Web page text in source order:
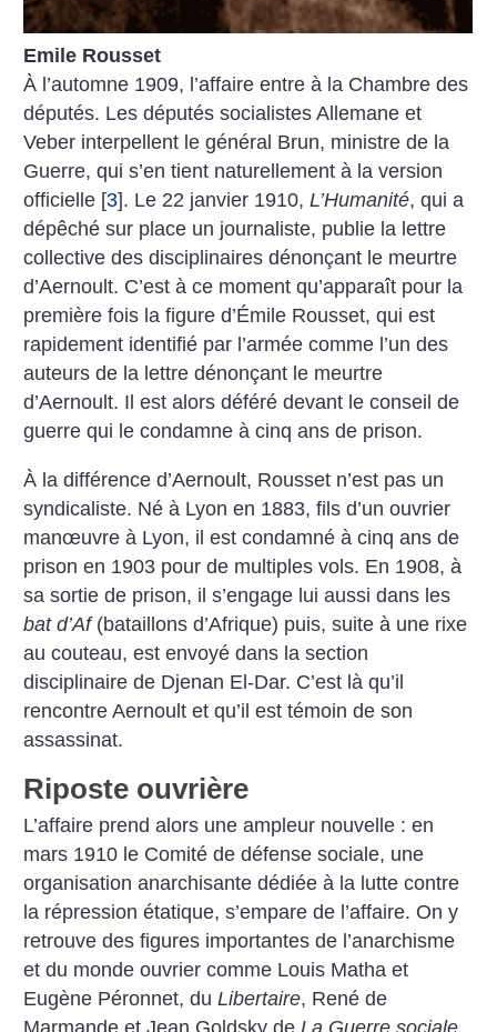
Emile Rousset
À l’automne 1909, l’affaire entre à la Chambre des
députés. Les députés socialistes Allemane et
Veber interpellent le général Brun, ministre de la
Guerre, qui s’en tient naturellement à la version
officielle [3]. Le 22 janvier 1910,L’Humanité, qui a
dépêché sur place un journaliste, publie la lettre
collective des disciplinaires dénonçant le meurtre
d’Aernoult. C’est à ce moment qu’apparaît pour la
première fois la figure d’Émile Rousset, qui est
rapidement identifié par l’armée comme l’un des
auteurs de la lettre dénonçant le meurtre
d’Aernoult. Il est alors déféré devant le conseil de
guerre qui le condamne à cinq ans de prison.
À la différence d’Aernoult, Rousset n’est pas un
syndicaliste. Né à Lyon en 1883, fils d’un ouvrier
manœuvre à Lyon, il est condamné à cinq ans de
prison en 1903 pour de multiples vols. En 1908, à
sa sortie de prison, il s’engage lui aussi dans les
bat d’Af(bataillons d’Afrique) puis, suite à une rixe
au couteau, est envoyé dans la section
disciplinaire de Djenan El-Dar. C’est là qu’il
rencontre Aernoult et qu’il est témoin de son
assassinat.
Riposte ouvrière
L’affaire prend alors une ampleur nouvelle : en
mars 1910 le Comité de défense sociale, une
organisation anarchisante dédiée à la lutte contre
la répression étatique, s’empare de l’affaire. On y
retrouve des figures importantes de l’anarchisme
et du monde ouvrier comme Louis Matha et
Eugène Péronnet, du Libertaire, René de